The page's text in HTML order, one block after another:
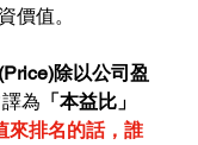
價值。
除以公司盈
譯為 「本益比」
來排名的話，誰